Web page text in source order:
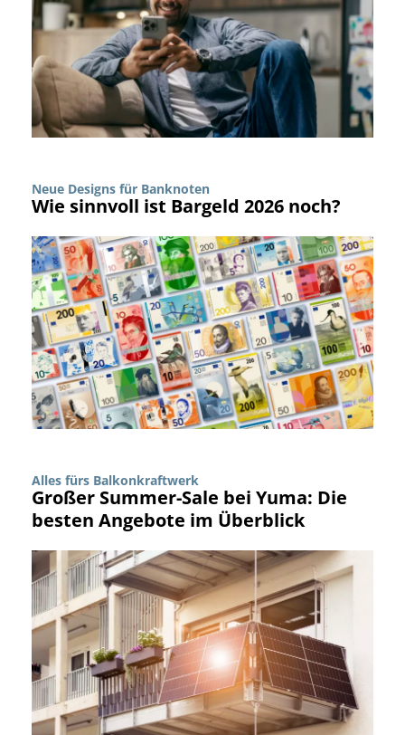
Neue Designs für Banknoten
Wie sinnvoll ist Bargeld 2026 noch?
Alles fürs Balkonkraftwerk
Großer Summer-Sale bei Yuma: Die
besten Angebote im Überblick